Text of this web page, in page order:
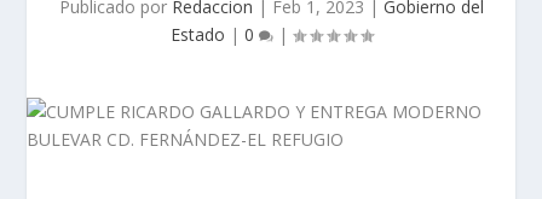
Publicado por Redaccion | Feb 1, 2023 | Gobierno del
Estado | 0 |